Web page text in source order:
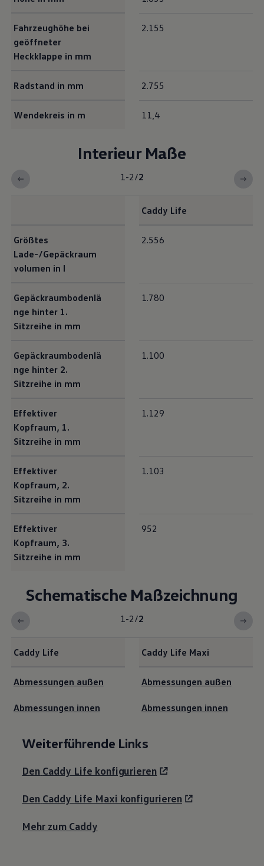
Fahrzeughöhe bei
geöffneter
Heckklappe in mm
2.155
Radstand in mm 2.755
Wendekreis in m 11,4
Interieur Maße
1-2/2
Caddy Life
Größtes
Lade-/Gepäckraum
volumen in l
2.556
Gepäckraumbodenlä
nge hinter 1.
Sitzreihe in mm
1.780
Gepäckraumbodenlä
nge hinter 2.
Sitzreihe in mm
1.100
Effektiver
Kopfraum, 1.
Sitzreihe in mm
1.129
Effektiver
Kopfraum, 2.
Sitzreihe in mm
1.103
Effektiver
Kopfraum, 3.
Sitzreihe in mm
952
Schematische Maßzeichnung
1-2/2
Caddy Life Caddy Life Maxi
Abmessungen außen
Abmessungen innen
Abmessungen außen
Abmessungen innen
Weiterführende Links
Den Caddy Life konfigurieren
Den Caddy Life Maxi konfigurieren
Mehr zum Caddy